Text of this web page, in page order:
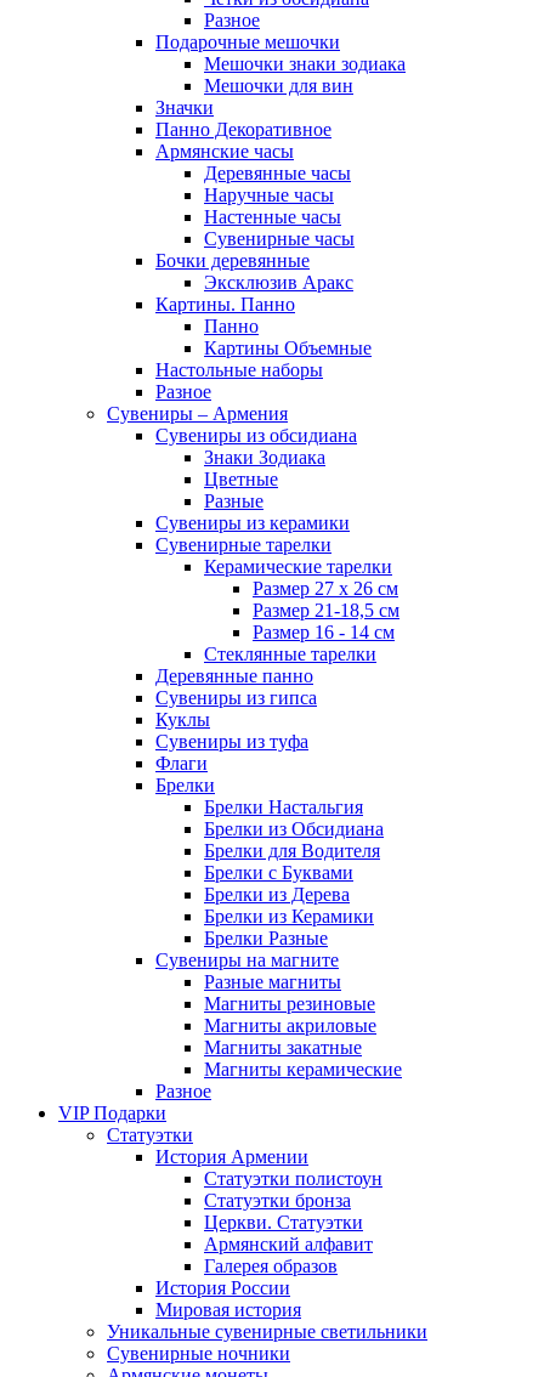
Разное
Подарочные мешочки
Мешочки знаки зодиака
Мешочки для вин
Значки
Панно Декоративное
Армянские часы
Деревянные часы
Наручные часы
Настенные часы
Сувенирные часы
Бочки деревянные
Эксклюзив Аракс
Картины. Панно
Панно
Картины Объемные
Настольные наборы
Разное
Сувениры – Армения
Сувениры из обсидиана
Знаки Зодиака
Цветные
Разные
Сувениры из керамики
Сувенирные тарелки
Керамические тарелки
Размер 27 х 26 см
Размер 21-18,5 см
Размер 16 - 14 см
Стеклянные тарелки
Деревянные панно
Сувениры из гипса
Куклы
Сувениры из туфа
Флаги
Брелки
Брелки Настальгия
Брелки из Обсидиана
Брелки для Водителя
Брелки с Буквами
Брелки из Дерева
Брелки из Керамики
Брелки Разные
Сувениры на магните
Разные магниты
Магниты резиновые
Магниты акриловые
Магниты закатные
Магниты керамические
Разное
VIP Подарки
Статуэтки
История Армении
Статуэтки полистоун
Статуэтки бронза
Церкви. Статуэтки
Армянский алфавит
Галерея образов
История России
Мировая история
Уникальные сувенирные светильники
Сувенирные ночники